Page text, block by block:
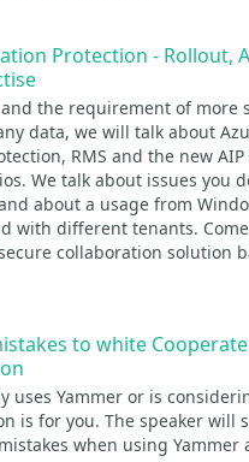
Protection - Rollout,
and the requirement of more
data, we will talk about
RMS and the new AIP
We talk about issues you
about a usage from
with different tenants.
collaboration solution
to white Cooperate
uses Yammer or is
is for you. The speaker will
when using Yammer